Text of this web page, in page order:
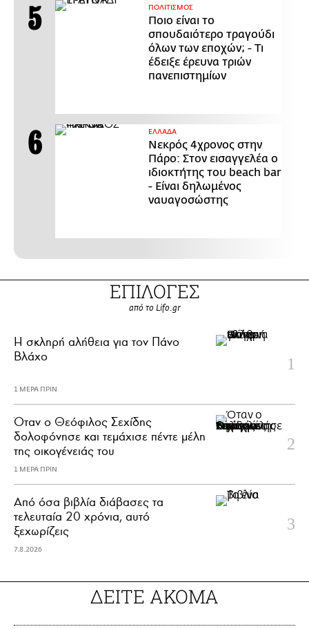
ΠΟΛΙΤΙΣΜΟΣ
Ποιο είναι το
σπουδαιότερο τραγούδι
όλων των εποχών; - Τι
έδειξε έρευνα τριών
πανεπιστημίων
ΕΛΛΑΔΑ
Νεκρός 4χρονος στην
Πάρο: Στον εισαγγελέα ο
ιδιοκτήτης του beach bar
- Είναι δηλωμένος
ναυαγοσώστης
ΕΠΙΛΟΓΕΣ
από το Lifo.gr
H σκληρή αλήθεια για τον Πάνο
Βλάχο
1 ΜΕΡΑ ΠΡΙΝ
Όταν ο Θεόφιλος Σεχίδης
δολοφόνησε και τεμάχισε πέντε μέλη
της οικογένειάς του
1 ΜΕΡΑ ΠΡΙΝ
Από όσα βιβλία διάβασες τα
τελευταία 20 χρόνια, αυτό
ξεχωρίζεις
7.8.2026
ΔΕΙΤΕ ΑΚΟΜΑ